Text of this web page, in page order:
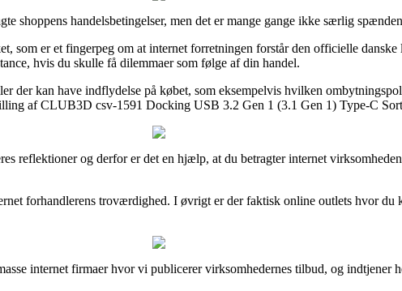
shoppens handelsbetingelser, men det er mange gange ikke særlig
som er et fingerpeg om at internet forretningen forstår den officielle
hvis du skulle få dilemmaer som følge af din handel.
der kan have indflydelse på købet, som eksempelvis hvilken
af CLUB3D csv-1591 Docking USB 3.2 Gen 1 (3.1 Gen 1) Type-C
reflektioner og derfor er det en hjælp, at du betragter internet
forhandlerens troværdighed. I øvrigt er der faktisk online outlets hvor du
internet firmaer hvor vi publicerer virksomhedernes tilbud, og indtjener